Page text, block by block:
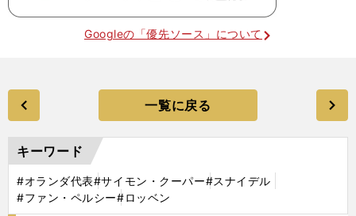
Googleの「優先ソース」について
一覧に戻る
キーワード
#オランダ代表#サイモン・クーパー#スナイデル
#ファン・ペルシー#ロッベン